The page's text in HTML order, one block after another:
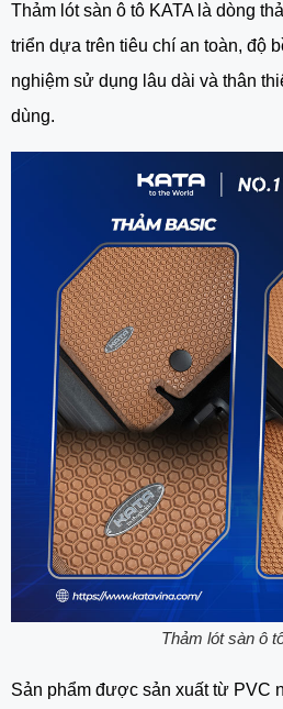
Thảm lót sàn ô tô KATA là dòng
triển dựa trên tiêu chí an toàn, độ
nghiệm sử dụng lâu dài và thân
dùng.
Thảm lót sàn ô
Sản phẩm được sản xuất từ PVC